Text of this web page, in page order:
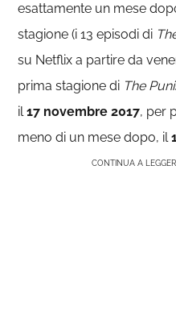
esattamente un mese
stagione (i 13 episodi di
su Netflix a partire da
prima stagione di The
il17 novembre 2017, per
meno di un mese dopo, il
CONTINUA A